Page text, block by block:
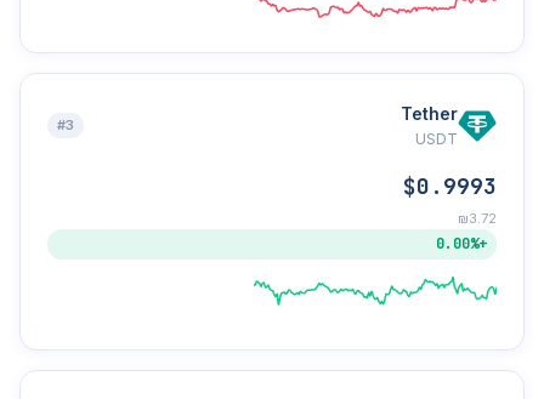
Tether
USDT
#3
$0.9993
₪3.72
+0.00%